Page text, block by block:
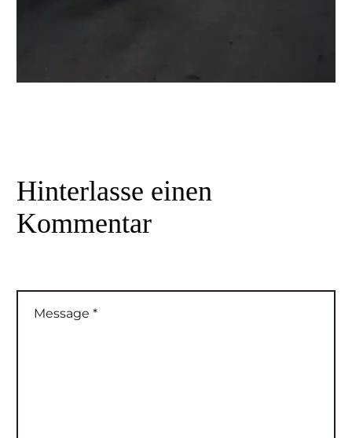
Hinterlasse einen
Kommentar